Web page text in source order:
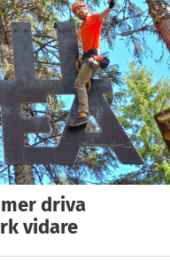
driva
vidare